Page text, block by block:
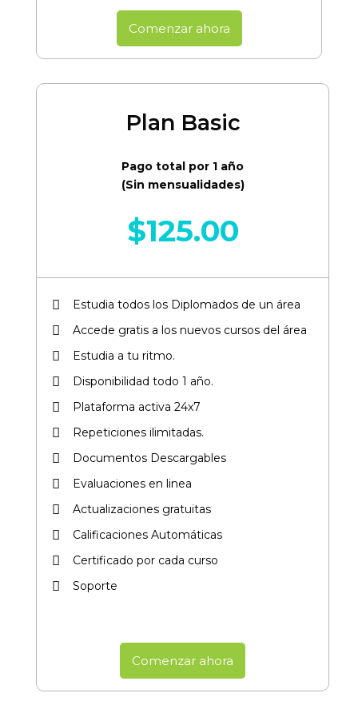
Comenzar ahora
Plan Basic
Pago total por 1 año
(Sin mensualidades)
$125.00
Estudia todos los Diplomados de un área​
Accede gratis a los nuevos cursos del área​
Estudia a tu ritmo.
Disponibilidad todo 1 año.
Plataforma activa 24x7
Repeticiones ilimitadas.
Documentos Descargables
Evaluaciones en linea
Actualizaciones gratuitas
Calificaciones Automáticas
Certificado por cada curso​
Soporte
Comenzar ahora